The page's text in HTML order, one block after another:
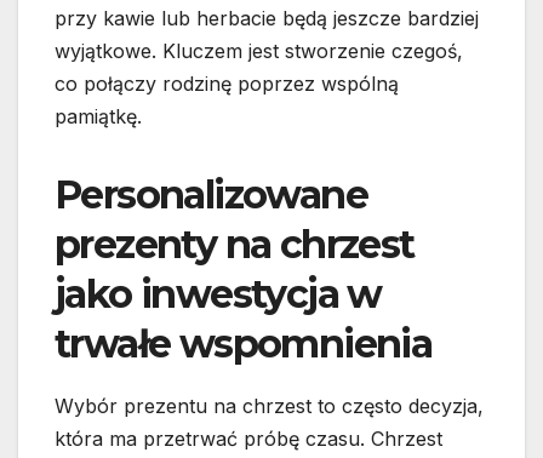
przy kawie lub herbacie będą jeszcze bardziej
wyjątkowe. Kluczem jest stworzenie czegoś,
co połączy rodzinę poprzez wspólną
pamiątkę.
Personalizowane
prezenty na chrzest
jako inwestycja w
trwałe wspomnienia
Wybór prezentu na chrzest to często decyzja,
która ma przetrwać próbę czasu. Chrzest